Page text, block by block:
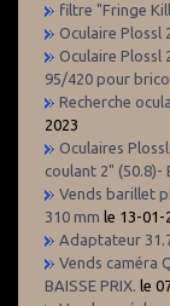
filtre "Fringe
Oculaire Plossl
Oculaire Plossl
95/420 pour
Recherche
2023
Oculaires
coulant 2" (50.8)-
Vends barillet
310 mm le 13-01-
Adaptateur
Vends caméra
BAISSE PRIX. le